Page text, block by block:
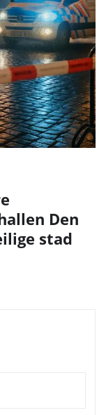
Den
stad